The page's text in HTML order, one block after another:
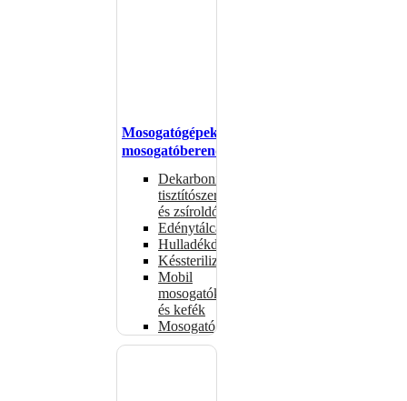
Mosogatógépek,
mosogatóberendezések
Dekarbonizáló
tisztítószerek
és zsíroldók
Edénytálcák
Hulladékdarálók
Késsterilizátorok
Mobil
mosogatók
és kefék
Mosogatógépkosarak